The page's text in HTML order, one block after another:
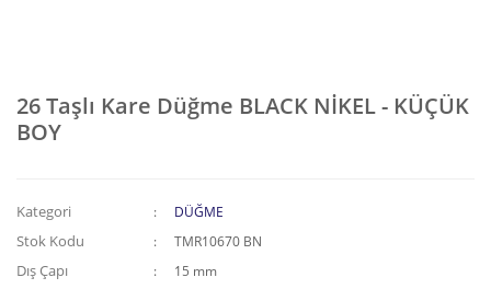
26 Taşlı Kare Düğme BLACK NİKEL - KÜÇÜK
BOY
Kategori DÜĞME
Stok Kodu TMR10670 BN
Dış Çapı 15 mm